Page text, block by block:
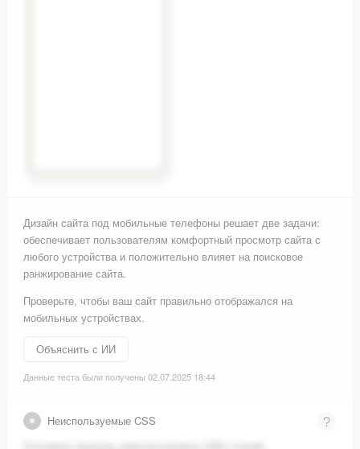
Дизайн сайта под мобильные телефоны решает две задачи:
обеспечивает пользователям комфортный просмотр сайта с
любого устройства и положительно влияет на поисковое
ранжирование сайта.
Проверьте, чтобы ваш сайт правильно отображался на
мобильных устройствах.
Объяснить с ИИ
Данные теста были получены 02.07.2025 18:44
Неиспользуемые CSS